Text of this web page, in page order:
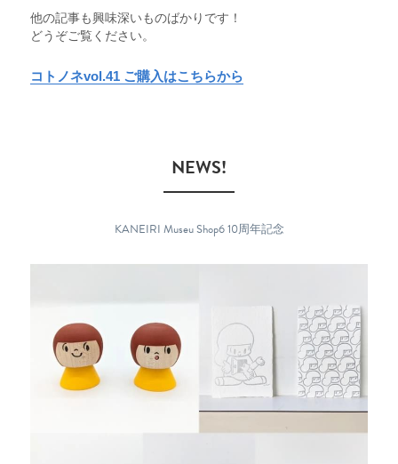
他の記事も興味深いものばかりです！
どうぞご覧ください。
コトノネvol.41 ご購入はこちらから
NEWS!
KANEIRI Museu Shop6 10周年記念